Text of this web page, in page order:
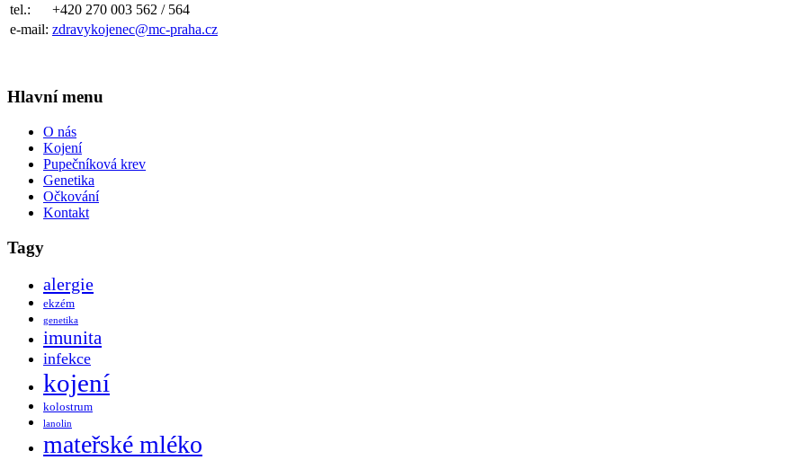
tel.:
+420 270 003 562 / 564
e-mail: zdravykojenec@mc-praha.cz
Hlavní menu
O nás
Kojení
Pupečníková krev
Genetika
Očkování
Kontakt
Tagy
alergie
ekzém
genetika
imunita
infekce
kojení
kolostrum
lanolin
mateřské mléko